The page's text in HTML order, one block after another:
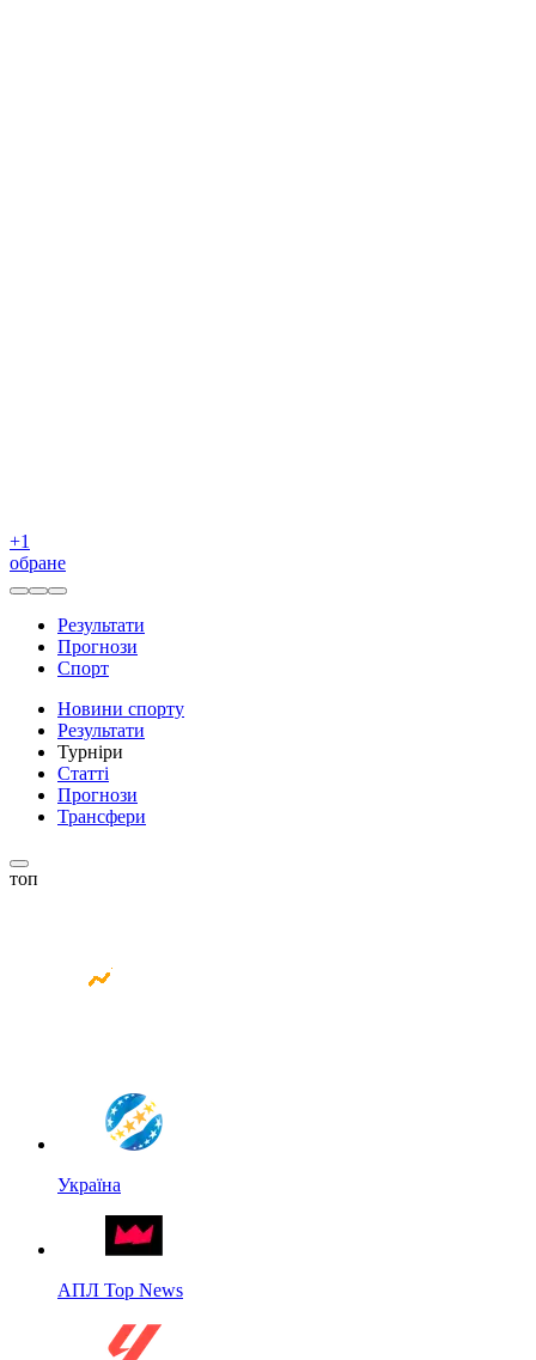
+1
обране
Результати
Прогнози
Спорт
Новини спорту
Результати
Турніри
Статті
Прогнози
Трансфери
топ
Україна
АПЛ Top News